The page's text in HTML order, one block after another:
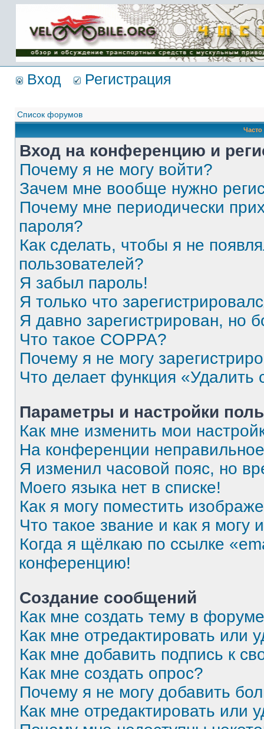
Имя пользователя:
Пароль:
{ LOG_ME_IN_SHORT
}
Вход Регистрация
Список форумов
Вход на конференцию и
Почему я не могу войти?
Зачем мне вообще нужно
Почему мне периодически
пароля?
Как сделать, чтобы я не
пользователей?
Я забыл пароль!
Я только что
Я давно зарегистрирован, но
Что такое COPPA?
Почему я не могу
Что делает функция
Параметры и настройки
Как мне изменить мои
На конференции
Я изменил часовой пояс, но
Моего языка нет в списке!
Как я могу поместить
Что такое звание и как я могу
Когда я щёлкаю по ссылке
конференцию!
Создание сообщений
Как мне создать тему в
Как мне отредактировать или
Как мне добавить подпись к
Как мне создать опрос?
Почему я не могу добавить
Как мне отредактировать или